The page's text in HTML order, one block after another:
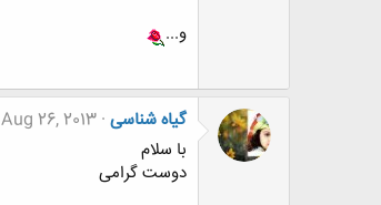
و...
گیاه شناسی Aug 26, 2013
با سلام
دوست گرامی